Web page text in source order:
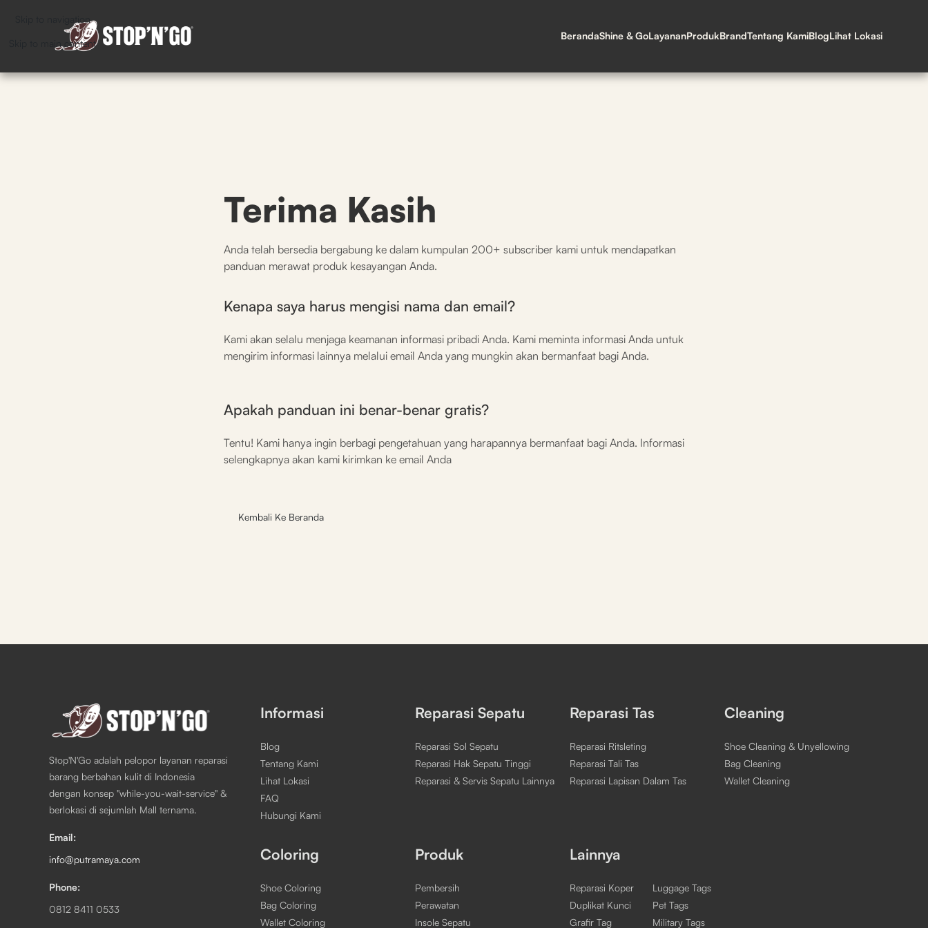
Skip to navigation
Skip to main content
BerandaShine & GoLayananProdukBrandTentang KamiBlogLihat Lokasi
Terima Kasih
Anda telah bersedia bergabung ke dalam kumpulan 200+ subscriber kami untuk mendapatkan
panduan merawat produk kesayangan Anda.
Kenapa saya harus mengisi nama dan email?
Kami akan selalu menjaga keamanan informasi pribadi Anda. Kami meminta informasi Anda untuk
mengirim informasi lainnya melalui email Anda yang mungkin akan bermanfaat bagi Anda.
Apakah panduan ini benar-benar gratis?
Tentu! Kami hanya ingin berbagi pengetahuan yang harapannya bermanfaat bagi Anda. Informasi
selengkapnya akan kami kirimkan ke email Anda
Kembali Ke Beranda
Stop'N'Go adalah pelopor layanan reparasi
barang berbahan kulit di Indonesia
dengan konsep "while-you-wait-service" &
berlokasi di sejumlah Mall ternama.
Email:
info@putramaya.com
Phone:
0812 8411 0533
Informasi
Blog
Tentang Kami
Lihat Lokasi
FAQ
Hubungi Kami
Reparasi Sepatu
Reparasi Sol Sepatu
Reparasi Hak Sepatu Tinggi
Reparasi & Servis Sepatu Lainnya
Reparasi Tas
Reparasi Ritsleting
Reparasi Tali Tas
Reparasi Lapisan Dalam Tas
Cleaning
Shoe Cleaning & Unyellowing
Bag Cleaning
Wallet Cleaning
Coloring
Shoe Coloring
Bag Coloring
Wallet Coloring
Produk
Pembersih
Perawatan
Insole Sepatu
Lainnya
Reparasi Koper
Duplikat Kunci
Grafir Tag
Luggage Tags
Pet Tags
Military Tags